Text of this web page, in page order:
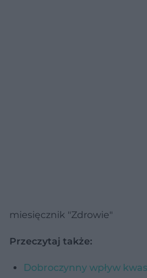
miesięcznik "Zdrowie"
Przeczytaj także:
Dobroczynny wpływ